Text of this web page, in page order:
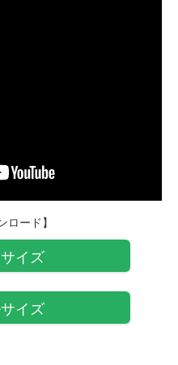
ロード】
イズ
イズ